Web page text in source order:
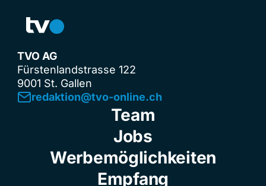
TVO AG
Fürstenlandstrasse 122
9001 St. Gallen
redaktion@tvo-online.ch
Team
Jobs
Werbemöglichkeiten
Empfang